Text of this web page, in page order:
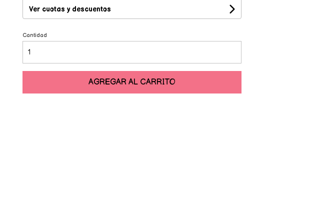
Ver cuotas y descuentos
Cantidad
AGREGAR AL CARRITO